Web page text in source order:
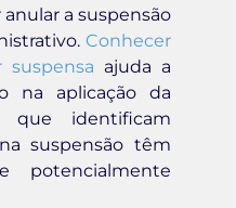
a suspensão
Conhecer
ajuda a
na aplicação da
que identificam
suspensão têm
potencialmente